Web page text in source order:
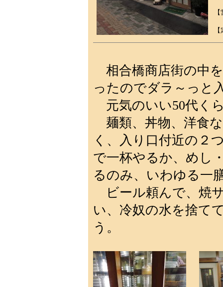
相合橋商店街の中
ったのでダラ～っと
元気のいい50代く
麺類、丼物、洋食
く、入り口付近の２
で一杯やるか、めし
るのみ、いわゆる一
ビール頼んで、焼
い、冷奴の水を捨て
う。